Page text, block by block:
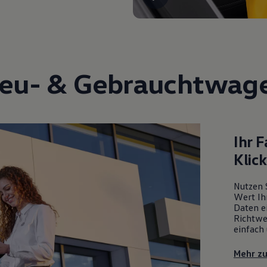
&
Ihr
Nutzen
Wert
Daten
einfach
Mehr